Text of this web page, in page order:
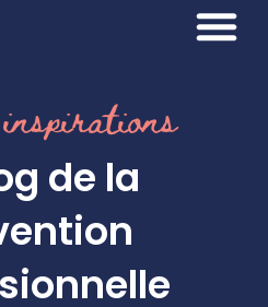
de la